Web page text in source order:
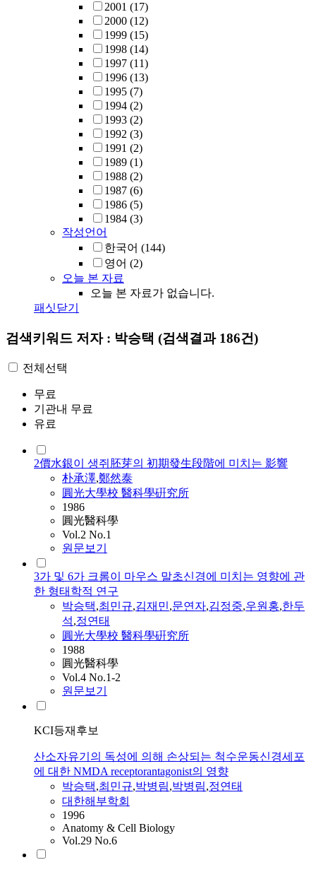
2001 (17)
2000 (12)
1999 (15)
1998 (14)
1997 (11)
1996 (13)
1995 (7)
1994 (2)
1993 (2)
1992 (3)
1991 (2)
1989 (1)
1988 (2)
1987 (6)
1986 (5)
1984 (3)
작성언어
한국어 (144)
영어 (2)
오늘 본 자료
오늘 본 자료가 없습니다.
패싯닫기
검색키워드 저자 : 박승택 (검색결과 186건)
전체선택
무료
기관내 무료
유료
2價水銀이 생쥐胚芽의 初期發生段階에 미치는 影響
朴承澤,鄭然泰
圓光大學校 醫科學硏究所
1986
圓光醫科學
Vol.2 No.1
원문보기
3가 및 6가 크롬이 마우스 말초신경에 미치는 영향에 관
한 형태학적 연구
박승택,최민규,김재민,문연자,김정중,우원홍,한두
석,정연태
圓光大學校 醫科學硏究所
1988
圓光醫科學
Vol.4 No.1-2
원문보기
KCI등재후보
산소자유기의 독성에 의해 손상되는 척수운동신경세포
에 대한 NMDA receptorantagonist의 영향
박승택,최민규,박병림,박병림,정연태
대한해부학회
1996
Anatomy & Cell Biology
Vol.29 No.6